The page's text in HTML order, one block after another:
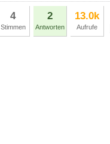
4
Stimmen
2
Antworten
13.0k
Aufrufe